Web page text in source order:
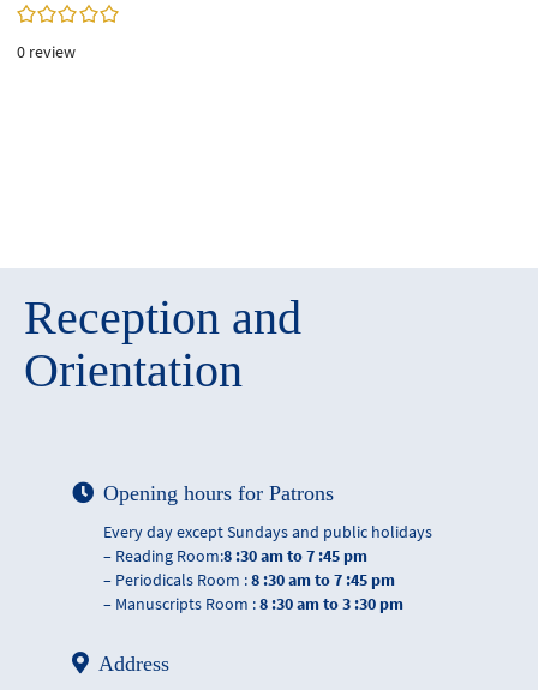
0/5
0 review
Reception and
Orientation
Opening hours for Patrons
Every day except Sundays and public holidays
– Reading Room:8 :30 am to 7 :45 pm
– Periodicals Room :8 :30 am to 7 :45 pm
– Manuscripts Room :8 :30 am to 3 :30 pm
Address